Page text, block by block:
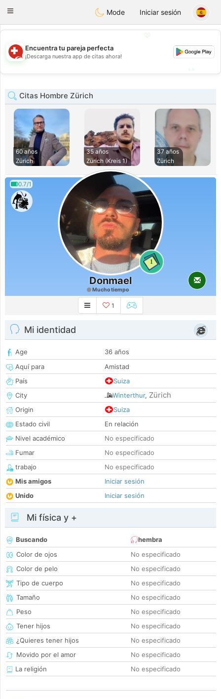
Suissi
Toggle
Mode Iniciar sesión
💖
💕
Encuentra tu pareja perfecta
¡Descarga nuestra app de citas ahora!
Citas Hombre Zürich
60 años
Zürich
35 años
Zürich (Kreis 1)
37 años
Zürich
0.7/1
1
Donmael
Mucho tiempo
1
Mi identidad
Age
36 años
Aquí para
Amistad
País
Suiza
City
Winterthur, Zürich
Origin
Suiza
Estado civil
En relación
Nivel académico
No especificado
Fumar
No especificado
trabajo
No especificado
Mis amigos
Iniciar sesión
Unido
Iniciar sesión
Mi física y +
Buscando
hembra
Color de ojos
No especificado
Color de pelo
No especificado
Tipo de cuerpo
No especificado
Tamaño
No especificado
Peso
No especificado
Tener hijos
No especificado
¿Quieres tener hijos
No especificado
Movido por el amor
No especificado
La religión
No especificado